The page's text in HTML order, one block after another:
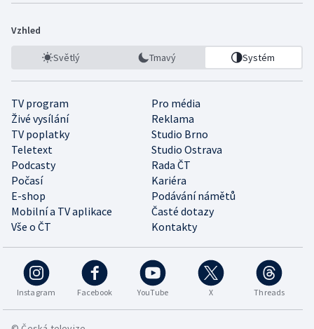
Vzhled
Světlý Tmavý Systém
TV program
Pro média
Živé vysílání
Reklama
TV poplatky
Studio Brno
Teletext
Studio Ostrava
Podcasty
Rada ČT
Počasí
Kariéra
E-shop
Podávání námětů
Mobilní a TV aplikace
Časté dotazy
Vše o ČT
Kontakty
Instagram Facebook YouTube X Threads